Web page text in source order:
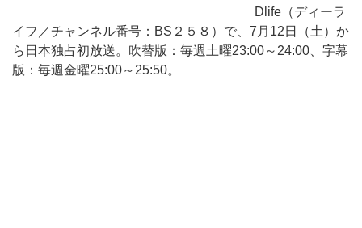
Dlife（ディーラ
イフ／チャンネル番号：BS２５８）で、7月12日（土）か
ら日本独占初放送。吹替版：毎週土曜23:00～24:00、字幕
版：毎週金曜25:00～25:50。